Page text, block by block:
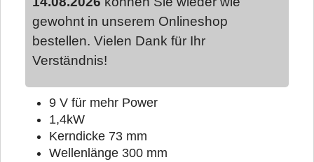
gewohnt in unserem Onlineshop
bestellen. Vielen Dank für Ihr
Verständnis!
9 V für mehr Power
1,4kW
Kerndicke 73 mm
Wellenlänge 300 mm